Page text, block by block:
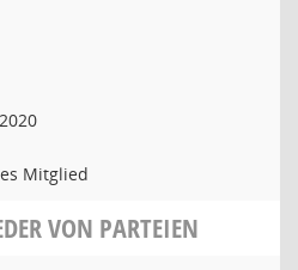
Mitglied
VON PARTEIEN